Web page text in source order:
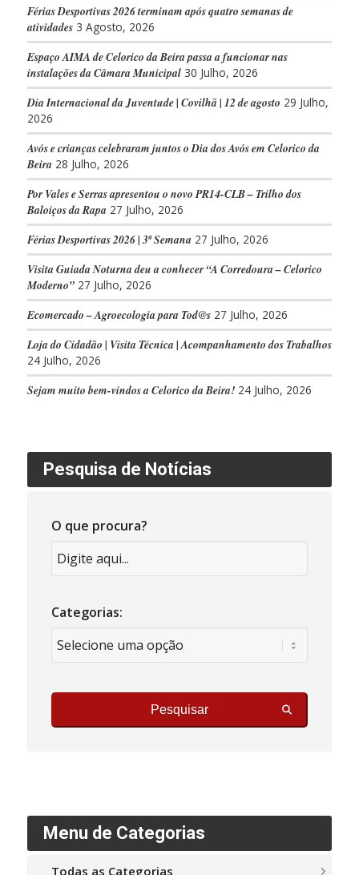
Férias Desportivas 2026 terminam após quatro semanas de
atividades 3 Agosto, 2026
Espaço AIMA de Celorico da Beira passa a funcionar nas
instalações da Câmara Municipal 30 Julho, 2026
Dia Internacional da Juventude | Covilhã | 12 de agosto 29 Julho,
2026
Avós e crianças celebraram juntos o Dia dos Avós em Celorico da
Beira 28 Julho, 2026
Por Vales e Serras apresentou o novo PR14-CLB – Trilho dos
Baloiços da Rapa 27 Julho, 2026
Férias Desportivas 2026 | 3ª Semana 27 Julho, 2026
Visita Guiada Noturna deu a conhecer “A Corredoura – Celorico
Moderno” 27 Julho, 2026
Ecomercado – Agroecologia para Tod@s 27 Julho, 2026
Loja do Cidadão | Visita Técnica | Acompanhamento dos Trabalhos
24 Julho, 2026
Sejam muito bem-vindos a Celorico da Beira! 24 Julho, 2026
Pesquisa de Notícias
O que procura?
Categorias:
Pesquisar
Menu de Categorias
Todas as Categorias